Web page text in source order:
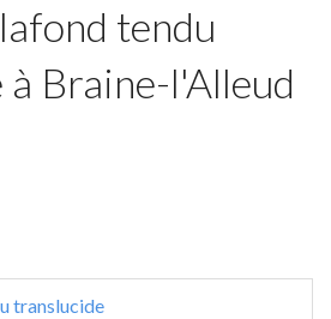
tendu
Braine-l'Alleud
translucide